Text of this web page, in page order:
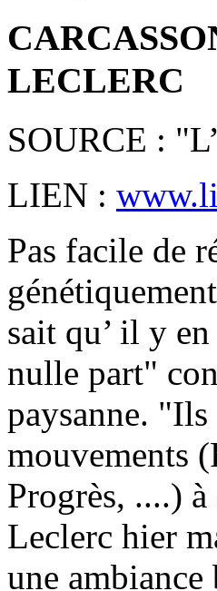
LECLERC
SOURCE :
LIEN :
Pas facile de
sait qu’ il y
nulle part"
paysanne. "Ils
mouvements
Progrès, ....)
Leclerc hier
une